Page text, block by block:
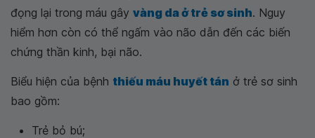
đọng lại trong máu gây vàng da ở trẻ sơ sinh. Nguy
hiểm hơn còn có thể ngấm vào não dẫn đến các biến
chứng thần kinh, bại não.
Biểu hiện của bệnh thiếu máu huyết tán ở trẻ sơ sinh
bao gồm:
Trẻ bỏ bú;